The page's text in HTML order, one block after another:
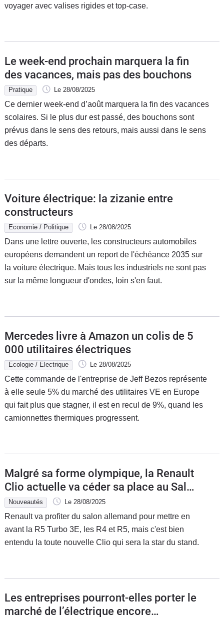
voyager avec valises rigides et top-case.
Le week-end prochain marquera la fin
des vacances, mais pas des bouchons
Pratique Le 28/08/2025
Ce dernier week-end d’août marquera la fin des vacances
scolaires. Si le plus dur est passé, des bouchons sont
prévus dans le sens des retours, mais aussi dans le sens
des départs.
Voiture électrique: la zizanie entre
constructeurs
Economie / Politique Le 28/08/2025
Dans une lettre ouverte, les constructeurs automobiles
européens demandent un report de l'échéance 2035 sur
la voiture électrique. Mais tous les industriels ne sont pas
sur la même longueur d'ondes, loin s'en faut.
Mercedes livre à Amazon un colis de 5
000 utilitaires électriques
Ecologie / Electrique Le 28/08/2025
Cette commande de l'entreprise de Jeff Bezos représente
à elle seule 5% du marché des utilitaires VE en Europe
qui fait plus que stagner, il est en recul de 9%, quand les
camionnettes thermiques progressent.
Malgré sa forme olympique, la Renault
Clio actuelle va céder sa place au Salon
de Munich
Nouveautés Le 28/08/2025
Renault va profiter du salon allemand pour mettre en
avant la R5 Turbo 3E, les R4 et R5, mais c'est bien
entendu la toute nouvelle Clio qui sera la star du stand.
Les entreprises pourront-elles porter le
marché de l’électrique encore